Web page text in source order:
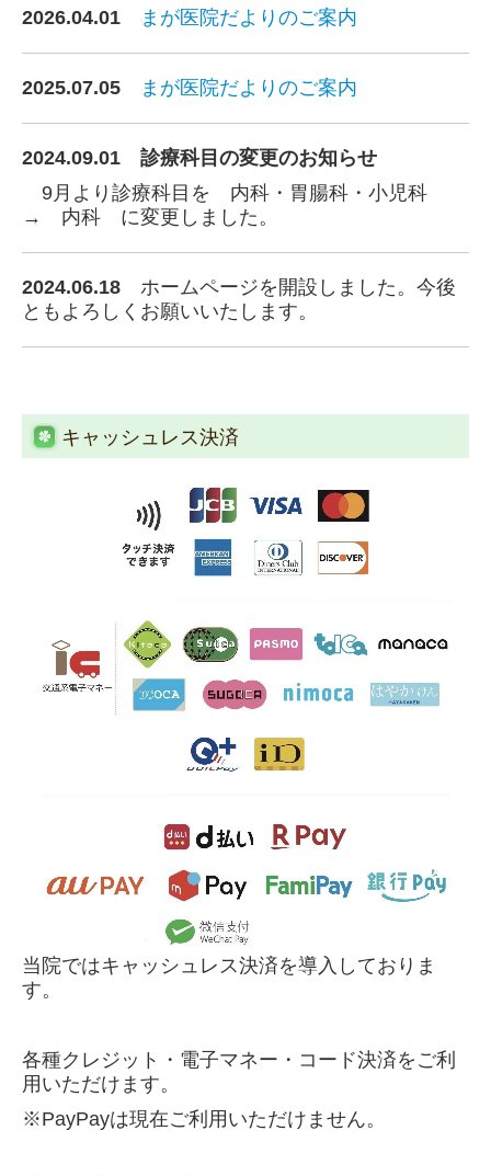
2026.04.01 まが医院だよりのご案内
2025.07.05 まが医院だよりのご案内
2024.09.01 診療科目の変更のお知らせ
9月より診療科目を 内科・胃腸科・小児科
→ 内科 に変更しました。
2024.06.18 ホームページを開設しました。今後
ともよろしくお願いいたします。
キャッシュレス決済
当院ではキャッシュレス決済を導入しておりま
す。
各種クレジット・電子マネー・コード決済をご利
用いただけます。
※PayPayは現在ご利用いただけません。